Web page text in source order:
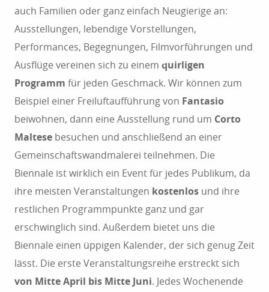
auch Familien oder ganz einfach Neugierige an:
Ausstellungen, lebendige Vorstellungen,
Performances, Begegnungen, Filmvorführungen und
Ausflüge vereinen sich zu einem quirligen
Programm für jeden Geschmack. Wir können zum
Beispiel einer Freiluftaufführung von Fantasio
beiwohnen, dann eine Ausstellung rund um Corto
Maltese besuchen und anschließend an einer
Gemeinschaftswandmalerei teilnehmen. Die
Biennale ist wirklich ein Event für jedes Publikum, da
ihre meisten Veranstaltungen kostenlos und ihre
restlichen Programmpunkte ganz und gar
erschwinglich sind. Außerdem bietet uns die
Biennale einen üppigen Kalender, der sich genug Zeit
lässt. Die erste Veranstaltungsreihe erstreckt sich
von Mitte April bis Mitte Juni. Jedes Wochenende